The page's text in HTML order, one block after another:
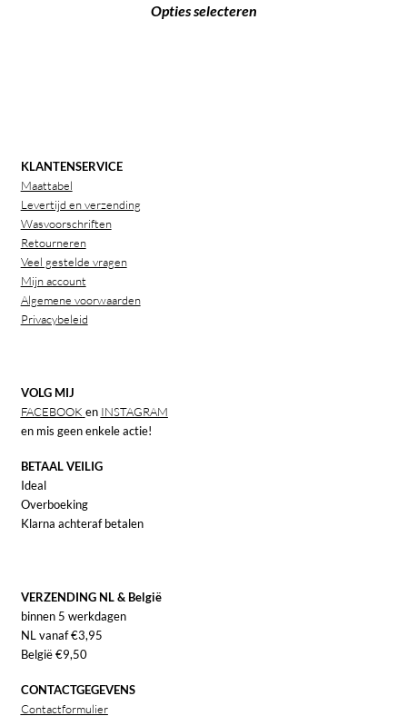
Opties selecteren
KLANTENSERVICE
Maattabel
Levertijd en verzending
Wasvoorschriften
Retourneren
Veel gestelde vragen
Mijn account
Algemene voorwaarden
Privacybeleid
VOLG MIJ
FACEBOOK en INSTAGRAM
en mis geen enkele actie!
BETAAL VEILIG
Ideal
Overboeking
Klarna achteraf betalen
VERZENDING NL & België
binnen 5 werkdagen
NL vanaf €3,95
België €9,50
CONTACTGEGEVENS
Contactformulier